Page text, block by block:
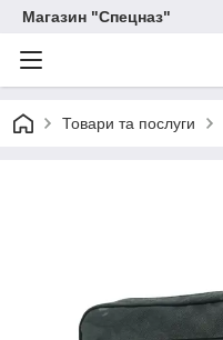
Магазин "Спецназ"
Товари та послуги